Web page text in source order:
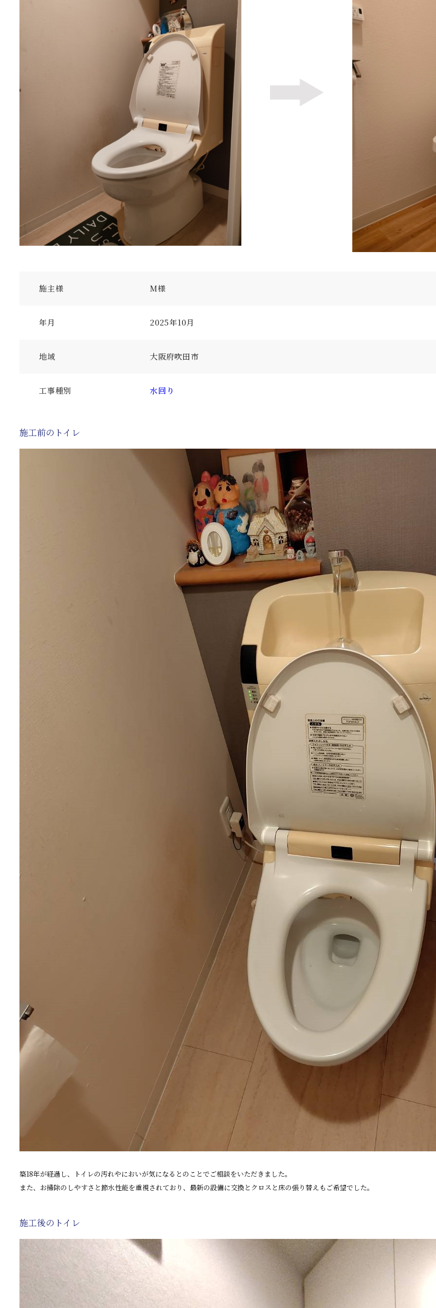
施主様 M様
年月 2025年10月
地域 大阪府吹田市
工事種別 水回り
施工前のトイレ
築18年が経過し、トイレの汚れやにおいが気になるとのことでご相談をいただきました。
また、お掃除のしやすさと節水性能を重視されており、最新の設備に交換とクロスと床の張り替えもご希望でした。
施工後のトイレ